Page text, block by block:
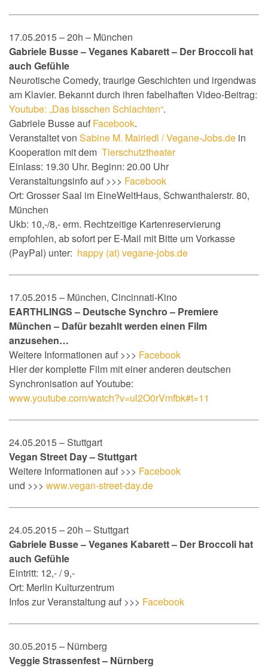
17.05.2015 – 20h – München
Gabriele Busse – Veganes Kabarett – Der Broccoli hat
auch Gefühle
Neurotische Comedy, traurige Geschichten und irgendwas
am Klavier. Bekannt durch ihren fabelhaften Video-Beitrag:
Youtube: „Das bisschen Schlachten“.
Gabriele Busse auf Facebook.
Veranstaltet von Sabine M. Mairiedl / Vegane-Jobs.de in
Kooperation mit dem Tierschutztheater
Einlass: 19.30 Uhr. Beginn: 20.00 Uhr
Veranstaltungsinfo auf >>> Facebook
Ort: Grosser Saal im EineWeltHaus, Schwanthalerstr. 80,
München
Ukb: 10,-/8,- erm. Rechtzeitige Kartenreservierung
empfohlen, ab sofort per E-Mail mit Bitte um Vorkasse
(PayPal) unter: happy (at) vegane-jobs.de
17.05.2015 – München, Cincinnati-Kino
EARTHLINGS – Deutsche Synchro – Premiere
München – Dafür bezahlt werden einen Film
anzusehen…
Weitere Informationen auf >>> Facebook
Hier der komplette Film mit einer anderen deutschen
Synchronisation auf Youtube:
www.youtube.com/watch?v=ul2O0rVmfbk#t=11
24.05.2015 – Stuttgart
Vegan Street Day – Stuttgart
Weitere Informationen auf >>> Facebook
und >>> www.vegan-street-day.de
24.05.2015 – 20h – Stuttgart
Gabriele Busse – Veganes Kabarett – Der Broccoli hat
auch Gefühle
Eintritt: 12,- / 9,-
Ort: Merlin Kulturzentrum
Infos zur Veranstaltung auf >>> Facebook
30.05.2015 – Nürnberg
Veggie Strassenfest – Nürnberg